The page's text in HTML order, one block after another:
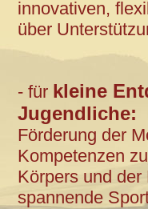
innovativen,
über
- für kleine
Jugendliche:
Förderung der
Kompetenzen
Körpers und
spannende